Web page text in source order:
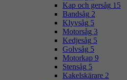
Kap och gersåg 15
Bandsåg 2
Klyvsåg 5
Motorsåg 3
Kedjesåg 5
Golvsåg 5
Motorkap 9
Stensåg 5
Kakelskärare 2